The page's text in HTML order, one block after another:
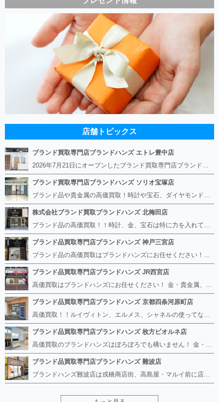
店舗トピックス
ブランド買取専門店ブランドハンズ エトレ豊中店
2026年7月21日にオープンしたブランド買取専門店ブランドハンズ エトレ豊中店です。 阪急豊中駅直結のショッピングモール エトレとよなかの１階に店舗がございます。 金・貴金属、ブランド品、時計、宝石などその他ブランド食器や美容機器、ブランド香水や化粧品などの取り扱いもございます。 熟練の鑑定士が親切・丁寧に接客、査定をさせていただきます。 査定だけでもOK。お気軽にご来店下さいませ！
ブランド買取専門店ブランドハンズ ソリオ宝塚店
ブランド品や貴金属の高価買取！時計や宝石、ダイヤモンドなど家に眠っているものがあったら捨てる前にブランドハンズへお越しください。 査定料は無料、お値段が付くものかお調べいたします！ 宅配買取もありますので使っていない古いルイヴィトンのバッグや財布、壊れているオメガの時計、千切れている金のネックレスや指輪、小型家電も取り扱っておりますのでお気軽にご利用下さい☆ その他ブランド食器、銀シルバー製品、美容機器、脱毛器、スマホなど幅広く取り扱っております！
株式会社ブランド買取ブランドハンズ 北梅田店
ブランド品の高価買取！！時計、金、宝石は特に力を入れています！ ルイヴィトン、シャネル、ロレックス、エルメスはもちろん、グッチ、プラダ、セリーヌ、フェンディなどなど、 その他ブランド食器、銀シルバー製品、美容機器、脱毛器、スマホなど幅広く取り扱っているので まずは無料査定にお越しください！ 手数料は全て無料！全国対応の宅配買取も行っておりますのでお気軽にご連絡下さい！
ブランド品買取専門店ブランドハンズ 神戸三宮店
ブランド品の高価買取はブランドハンズにお任せください！！ 高騰し続けている金・貴金属はもちろん、ルイヴィトン、エルメス、シャネル、ロレックスは特に力を入れております。 その他ブランド食器、銀シルバー製品、美容機器、脱毛器、スマホなど幅広く取り扱っております！ 鑑定士は経験豊富で親切丁寧な対応を心がけております。 鑑定書がないものでもしっかり見させて頂きます。
ブランド品買取専門店ブランドハンズ JR西宮店
高価買取はブランドハンズにお任せください！ 金・貴金属、ルイヴィトン、エルメス、シャネル、ロレックスは特に力を入れておりますが、 他店で断られたボロボロになったバッグや財布、壊れたブランド品、時計、千切れた貴金属もお買取り可能です。 経験豊富な鑑定士が宝石やダイヤモンドの鑑定書がないものでもしっかり見させて頂きます。 その他ブランド食器、銀シルバー製品、美容機器、脱毛器、スマホなど幅広く取り扱っております！ 是非お気軽にお越しください。
ブランド品買取専門店ブランドハンズ 京都四条河原町店
高価買取！！ルイヴィトン、エルメス、シャネルの使ってないものなど ブランドハンズならボロボロでも構いません。 他店に断られたものも当店ならお買取り可能です！ ロレックスやフェンディ、グッチも大歓迎です！ ブランド品や貴金属、時計、宝石、ダイヤモンドは特に高価買取ですのでお査定だけでもお待ちしております。
ブランド品買取専門店ブランドハンズ 枚方ビオルネ店
高価買取のブランドハンズはぼろぼろでも構いません！ 金・貴金属、ルイヴィトンやエルメス、シャネルの使ってないものはございませんか？ 他店に断られたものも当店ならお買取り可能です！ ロレックスやフェンディ、グッチも大歓迎！ ブランド品や貴金属、時計、宝石、ダイヤモンドは特に高価買取ですがブランド食器、スマホ、美容機器、銀製品など幅広く取り扱っております。
ブランド品買取専門店ブランドハンズ 難波店
ブランドハンズ難波店は戎橋商店街、高島屋・マルイ前に店舗があります！ ボロボロのルイヴィトン、エルメス、シャネルも高価買取！！ ぼろぼろのものでもブランドハンズなら高くお買取り致します！ ブランド香水や化粧品、動かない時計、ロレックスは特に高価買取です。 貴金属や宝石、ダイヤモンドの鑑定書がないものでもしっかり見させて頂きます。 是非お気軽にお越しください。